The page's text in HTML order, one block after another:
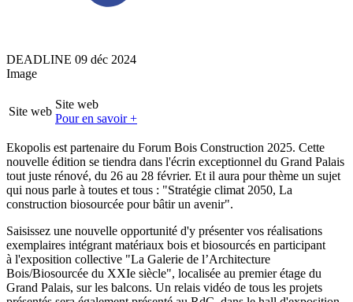
DEADLINE 09 déc 2024
Image
Site web
Site web
Pour en savoir +
Ekopolis est partenaire du Forum Bois Construction 2025. Cette
nouvelle édition se tiendra dans l'écrin exceptionnel du Grand Palais
tout juste rénové, du 26 au 28 février. Et il aura pour thème un sujet
qui nous parle à toutes et tous : "Stratégie climat 2050, La
construction biosourcée pour bâtir un avenir".
Saisissez une nouvelle opportunité d'y présenter vos réalisations
exemplaires intégrant matériaux bois et biosourcés en participant
à l'exposition collective "La Galerie de l’Architecture
Bois/Biosourcée du XXIe siècle", localisée au premier étage du
Grand Palais, sur les balcons. Un relais vidéo de tous les projets